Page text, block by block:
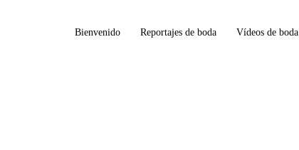
Bienvenido Reportajes de boda Vídeos de boda